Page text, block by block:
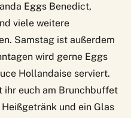
Eggs Benedict,
viele weitere
Samstag ist außerdem
wird gerne Eggs
Hollandaise serviert.
ihr euch am Brunchbuffet
und ein Glas